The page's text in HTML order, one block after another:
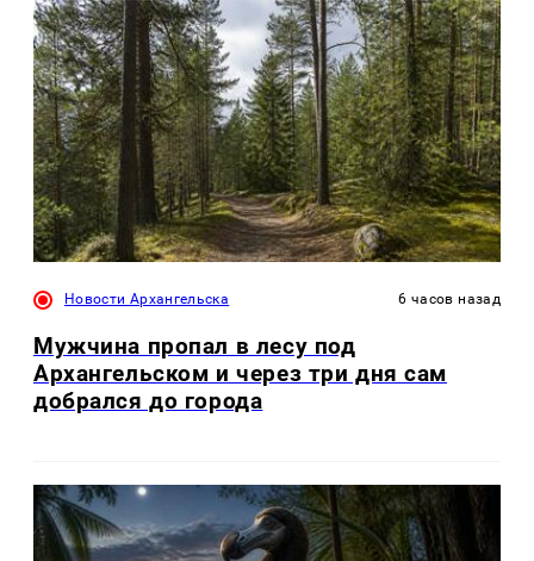
Новости Архангельска 6 часов назад
Мужчина пропал в лесу под
Архангельском и через три дня сам
добрался до города